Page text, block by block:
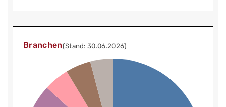
Branchen(Stand: 30.06.2026)